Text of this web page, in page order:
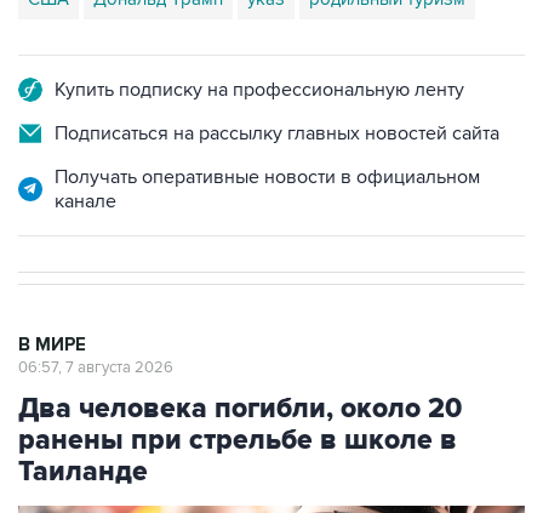
Купить подписку на профессиональную ленту
Подписаться на рассылку главных новостей сайта
Получать оперативные новости в официальном
канале
В МИРЕ
06:57, 7 августа 2026
Два человека погибли, около 20
ранены при стрельбе в школе в
Таиланде